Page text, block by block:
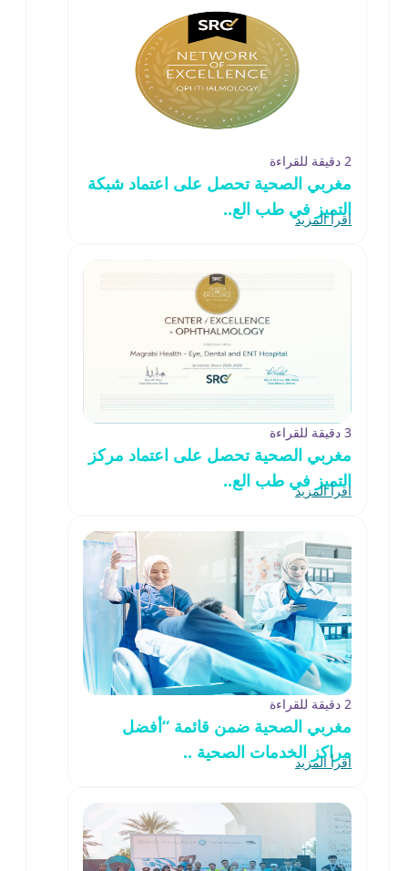
2 دقيقة للقراءة
مغربي الصحية تحصل على اعتماد شبكة
التميز في طب الع..
اقرأ المزيد
3 دقيقة للقراءة
مغربي الصحية تحصل على اعتماد مركز
التميز في طب الع..
اقرأ المزيد
2 دقيقة للقراءة
مغربي الصحية ضمن قائمة “أفضل
مراكز الخدمات الصحية ..
اقرأ المزيد